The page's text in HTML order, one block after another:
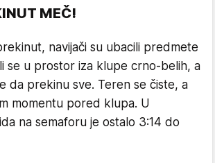
MEČ!
navijači su ubacili predmete
se u prostor iza klupe crno-belih, a
da prekinu sve. Teren se čiste, a
momentu pored klupa. U
na semaforu je ostalo 3:14 do